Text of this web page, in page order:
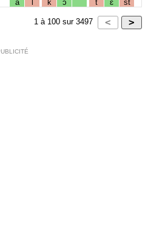
a l k ɔ t ɛ st
1 à 100 sur 3497